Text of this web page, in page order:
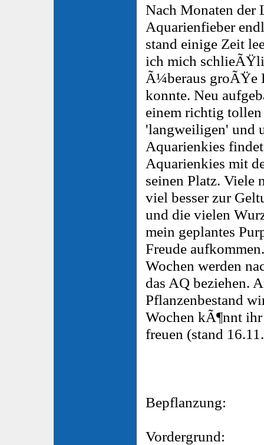
Nach Monaten der
Aquarienfieber
stand einige Zeit
ich mich
Ã¼beraus groÃŸe
konnte. Neu
einem richtig
'langweiligen' und
Aquarienkies
Aquarienkies mit
seinen Platz. Viele
viel besser zur
und die vielen
mein geplantes
Freude
Wochen werden
das AQ beziehen.
Pflanzenbestand
Wochen kÃ¶nnt
freuen (stand
Bepflanzung:
Vordergrund: